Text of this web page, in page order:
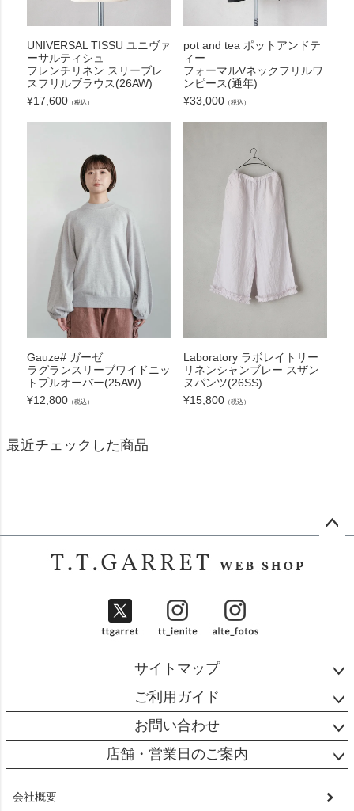
UNIVERSAL TISSU ユニヴァ
ーサルティシュ
フレンチリネン スリーブレ
スフリルブラウス(26AW)
¥17,600（税込）
pot and tea ポットアンドテ
ィー
フォーマルVネックフリルワ
ンピース(通年)
¥33,000 （税込）
Gauze# ガーゼ
ラグランスリーブワイドニッ
トプルオーバー(25AW)
¥12,800（税込）
Laboratory ラボレイトリー
リネンシャンブレー スザン
ヌパンツ(26SS)
¥15,800 （税込）
最近チェックした商品
サイトマップ
ご利用ガイド
お問い合わせ
店舗・営業日のご案内
会社概要